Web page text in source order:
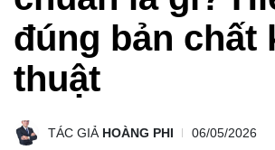
đúng bản chất
thuật
TÁC GIẢ HOÀNG PHI 06/05/2026